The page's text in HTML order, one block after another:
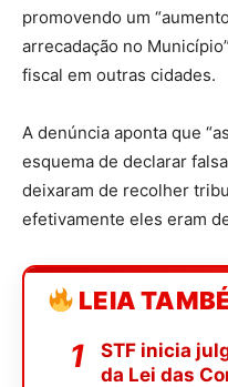
promovendo um
arrecadação no
fiscal em outras cidades.
A denúncia aponta que
esquema de declarar
deixaram de recolher
efetivamente eles eram
LEIA
STF inicia
da Lei das